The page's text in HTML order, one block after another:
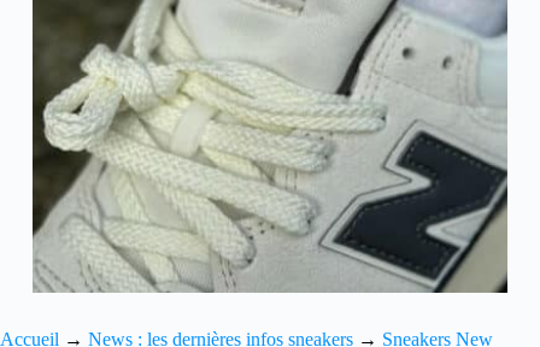
Accueil → News : les dernières infos sneakers → Sneakers New